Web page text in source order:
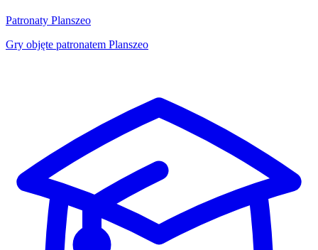
Patronaty Planszeo
Gry objęte patronatem Planszeo